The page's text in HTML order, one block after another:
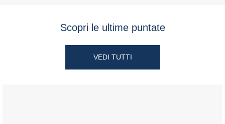
Scopri le ultime puntate
VEDI TUTTI